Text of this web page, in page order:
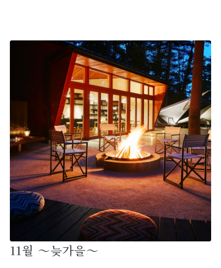
11월 ～늦가을～